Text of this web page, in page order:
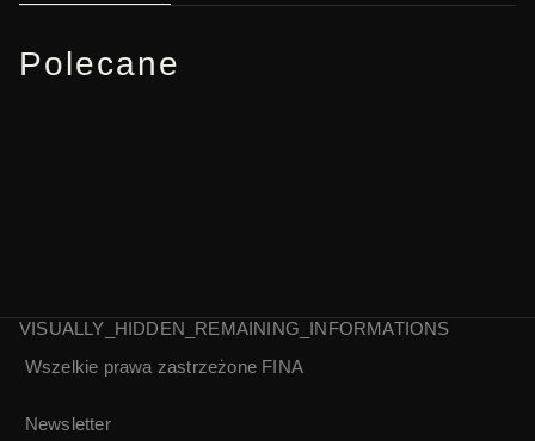
Polecane
Paweł i Gaweł |
Z punktu widzenia
VISUALLY_HIDDEN_REMAINING_INFORMATIONS
Wszelkie prawa zastrzeżone FINA
Newsletter